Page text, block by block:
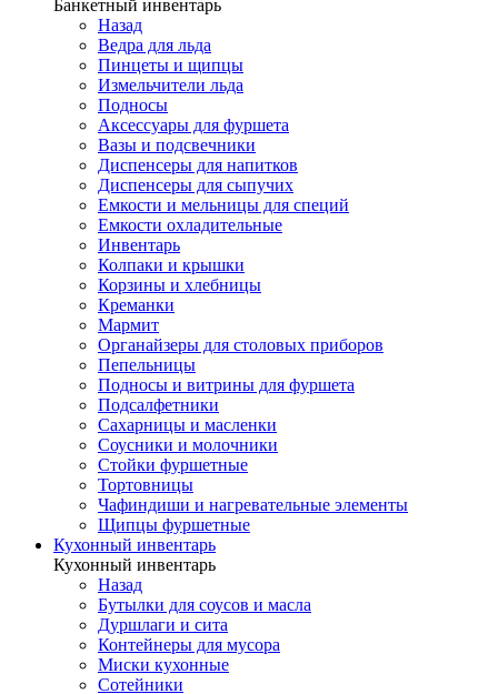
Банкетный инвентарь
Назад
Ведра для льда
Пинцеты и щипцы
Измельчители льда
Подносы
Аксессуары для фуршета
Вазы и подсвечники
Диспенсеры для напитков
Диспенсеры для сыпучих
Емкости и мельницы для специй
Емкости охладительные
Инвентарь
Колпаки и крышки
Корзины и хлебницы
Креманки
Мармит
Органайзеры для столовых приборов
Пепельницы
Подносы и витрины для фуршета
Подсалфетники
Сахарницы и масленки
Соусники и молочники
Стойки фуршетные
Тортовницы
Чафиндиши и нагревательные элементы
Щипцы фуршетные
Кухонный инвентарь
Кухонный инвентарь
Назад
Бутылки для соусов и масла
Дуршлаги и сита
Контейнеры для мусора
Миски кухонные
Сотейники